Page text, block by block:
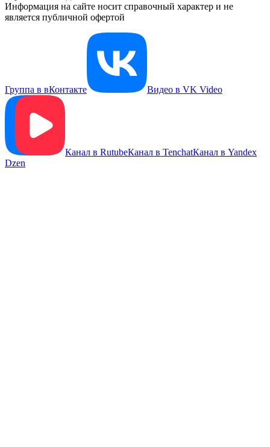
Информация на сайте носит справочный характер и не
является публичной офертой
Группа в вКонтакте Видео в VK Video
Канал в RutubeКанал в TenchatКанал в Yandex
Dzen